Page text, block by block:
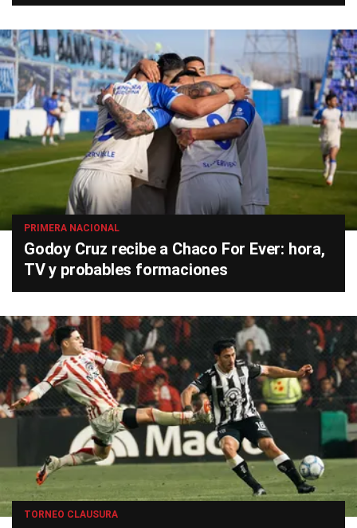
PRIMERA NACIONAL
Godoy Cruz recibe a Chaco For Ever: hora,
TV y probables formaciones
TORNEO CLAUSURA